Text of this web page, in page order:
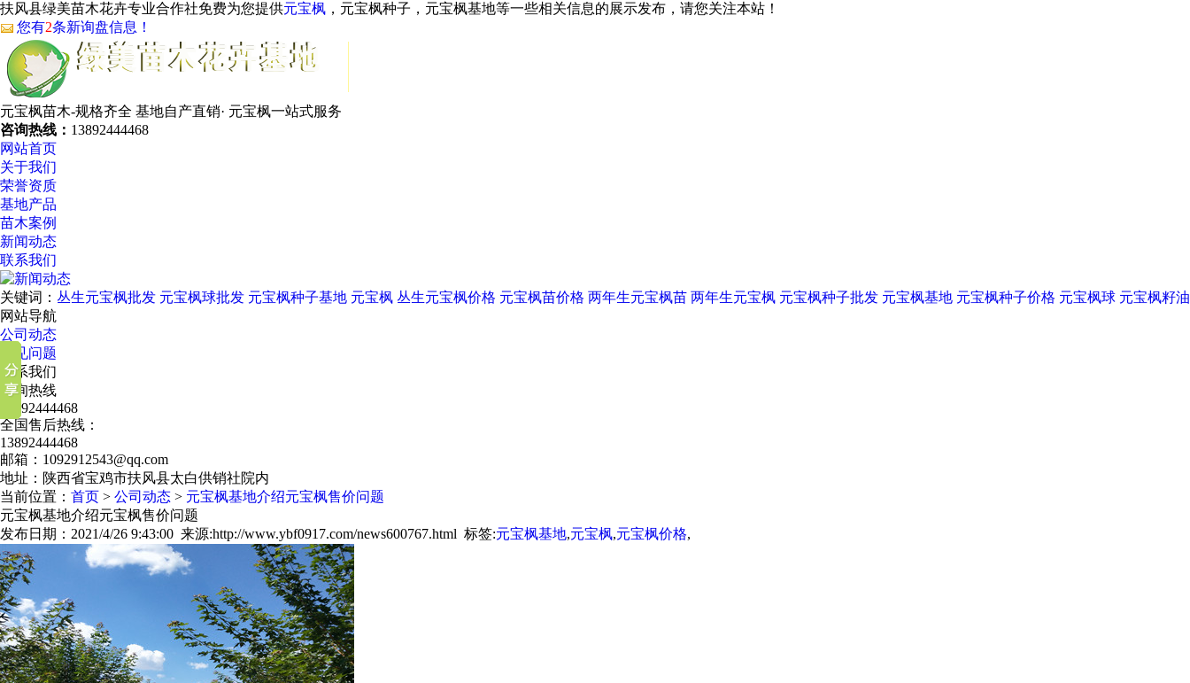
扶风县绿美苗木花卉专业合作社免费为您提供元宝枫 ，元宝枫种子，元宝枫基地等一些相关信息的展示发布，请您关注本站！
您有2条新询盘信息！
元宝枫苗木-规格齐全 基地自产直销· 元宝枫一站式服务
咨询热线： 13892444468
网站首页
关于我们
荣誉资质
基地产品
苗木案例
新闻动态
联系我们
关键词： 丛生元宝枫批发 元宝枫球批发 元宝枫种子基地 元宝枫 丛生元宝枫价格 元宝枫苗价格 两年生元宝枫苗 两年生元宝枫 元宝枫种子批发 元宝枫基地 元宝枫种子价格 元宝枫球 元宝枫籽油
网站导航
公司动态
常见问题
联系我们
咨询热线
13892444468
全国售后热线：
13892444468
邮箱：1092912543@qq.com
地址：陕西省宝鸡市扶风县太白供销社院内
当前位置： 首页 > 公司动态 > 元宝枫基地介绍元宝枫售价问题
元宝枫基地介绍元宝枫售价问题
发布日期：2021/4/26 9:43:00 来源:http://www.ybf0917.com/news600767.html 标签:元宝枫基地,元宝枫,元宝枫价格,